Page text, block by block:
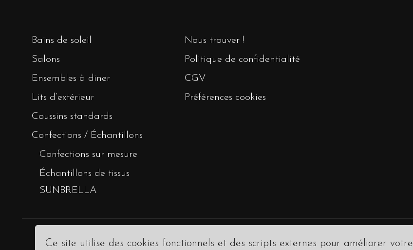
Ce site utilise des cookies fonctionnels et des scripts externes pour améliorer votre
Bains de soleil
Salons
Ensembles à diner
Lits d’extérieur
Coussins standards
Confections / Échantillons
Confections sur mesure
Échantillons de tissus
SUNBRELLA
Nous trouver !
Politique de confidentialité
CGV
Préférences cookies